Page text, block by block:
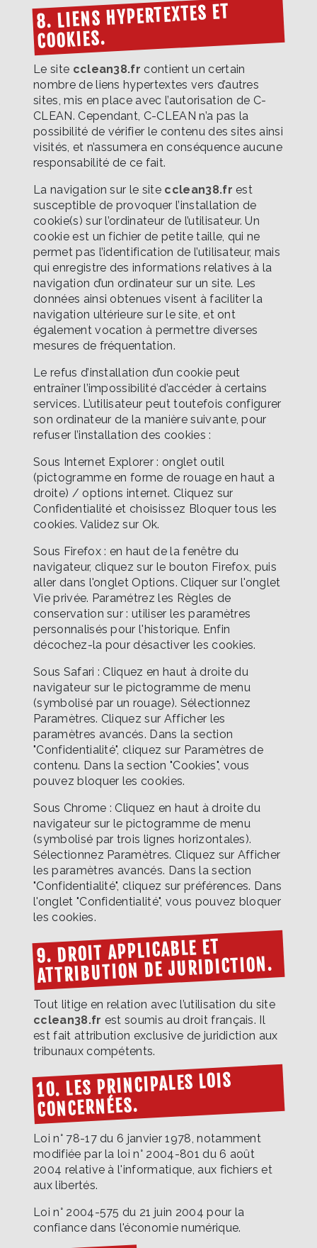
8. LIENS HYPERTEXTES ET
COOKIES.
Le site cclean38.fr contient un certain
nombre de liens hypertextes vers d’autres
sites, mis en place avec l’autorisation de C-
CLEAN. Cependant, C-CLEAN n’a pas la
possibilité de vérifier le contenu des sites ainsi
visités, et n’assumera en conséquence aucune
responsabilité de ce fait.
La navigation sur le site cclean38.fr est
susceptible de provoquer l’installation de
cookie(s) sur l’ordinateur de l’utilisateur. Un
cookie est un fichier de petite taille, qui ne
permet pas l’identification de l’utilisateur, mais
qui enregistre des informations relatives à la
navigation d’un ordinateur sur un site. Les
données ainsi obtenues visent à faciliter la
navigation ultérieure sur le site, et ont
également vocation à permettre diverses
mesures de fréquentation.
Le refus d’installation d’un cookie peut
entraîner l’impossibilité d’accéder à certains
services. L’utilisateur peut toutefois configurer
son ordinateur de la manière suivante, pour
refuser l’installation des cookies :
Sous Internet Explorer : onglet outil
(pictogramme en forme de rouage en haut a
droite) / options internet. Cliquez sur
Confidentialité et choisissez Bloquer tous les
cookies. Validez sur Ok.
Sous Firefox : en haut de la fenêtre du
navigateur, cliquez sur le bouton Firefox, puis
aller dans l'onglet Options. Cliquer sur l'onglet
Vie privée. Paramétrez les Règles de
conservation sur : utiliser les paramètres
personnalisés pour l'historique. Enfin
décochez-la pour désactiver les cookies.
Sous Safari : Cliquez en haut à droite du
navigateur sur le pictogramme de menu
(symbolisé par un rouage). Sélectionnez
Paramètres. Cliquez sur Afficher les
paramètres avancés. Dans la section
"Confidentialité", cliquez sur Paramètres de
contenu. Dans la section "Cookies", vous
pouvez bloquer les cookies.
Sous Chrome : Cliquez en haut à droite du
navigateur sur le pictogramme de menu
(symbolisé par trois lignes horizontales).
Sélectionnez Paramètres. Cliquez sur Afficher
les paramètres avancés. Dans la section
"Confidentialité", cliquez sur préférences. Dans
l'onglet "Confidentialité", vous pouvez bloquer
les cookies.
9. DROIT APPLICABLE ET
ATTRIBUTION DE JURIDICTION.
Tout litige en relation avec l’utilisation du site
cclean38.fr est soumis au droit français. Il
est fait attribution exclusive de juridiction aux
tribunaux compétents.
10. LES PRINCIPALES LOIS
CONCERNÉES.
Loi n° 78-17 du 6 janvier 1978, notamment
modifiée par la loi n° 2004-801 du 6 août
2004 relative à l'informatique, aux fichiers et
aux libertés.
Loi n° 2004-575 du 21 juin 2004 pour la
confiance dans l'économie numérique.